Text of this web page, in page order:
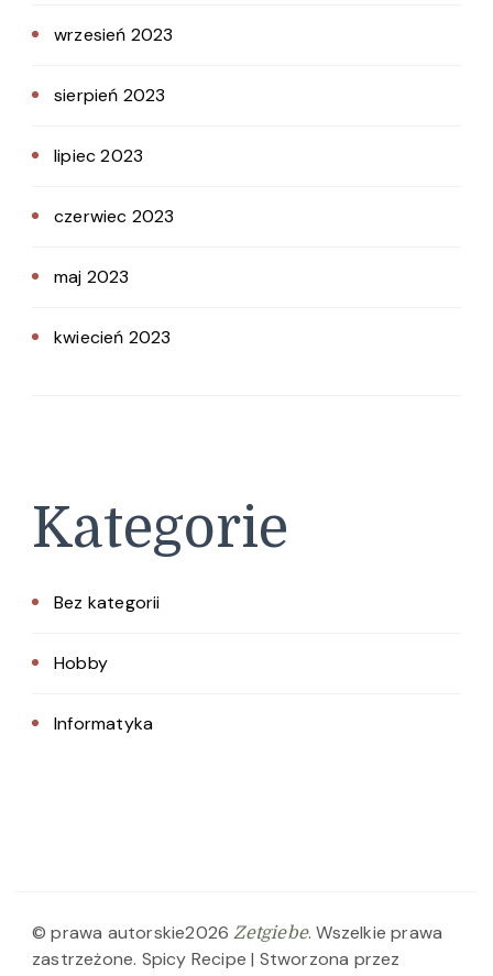
wrzesień 2023
sierpień 2023
lipiec 2023
czerwiec 2023
maj 2023
kwiecień 2023
Kategorie
Bez kategorii
Hobby
Informatyka
© prawa autorskie2026Zetgiebe. Wszelkie prawa
zastrzeżone. Spicy Recipe | Stworzona przez